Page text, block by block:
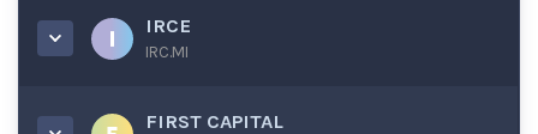
IRCE
IRC.MI
FIRST CAPITAL